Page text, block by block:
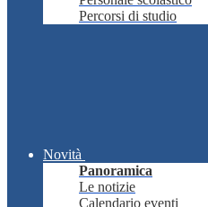
Percorsi di studio
Novità
Panoramica
Le notizie
Calendario eventi